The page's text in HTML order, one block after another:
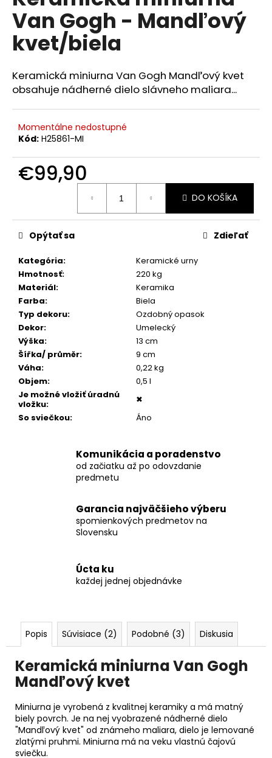
0,0
z
5
hviezdičiek.
Van Gogh - Mandľový
kvet/biela
Keramická miniurna Van Gogh Mandľový kvet
obsahuje nádherné dielo slávneho maliara...
Momentálne nedostupné
Kód: H25861-MI
€99,90
DO KOŠÍKA
Kategória:
Keramické urny
Hmotnosť:
220 kg
Materiál:
Keramika
Farba:
Biela
Typ dekoru:
Ozdobný opasok
Dekor:
Umelecký
Výška:
13 cm
Šířka/ průměr:
9 cm
Váha:
0,22 kg
Objem:
0,5 l
Je možné vložiť úradnú
vložku:
✖
So sviečkou: Áno
Opýtať sa Zdieľať
Komunikácia a poradenstvo
od začiatku až po odovzdanie
predmetu
Garancia najväčšieho výberu
spomienkových predmetov na
Slovensku
Úcta ku
každej jednej objednávke
Popis Súvisiace (2) Podobné (3) Diskusia
Keramická miniurna Van Gogh
Mandľový kvet
Miniurna je vyrobená z kvalitnej keramiky a má matný
biely povrch. Je na nej vyobrazené nádherné dielo
"Mandľový kvet" od známeho maliara, dielo je lemované
zlatými pruhmi. Miniurna má na veku vlastnú čajovú
sviečku.
á
j
s
?
p
o
ú
č
a
m
e
POZLÁTENÝ
PRSTEŇ
MODRÝ
ACHÁT
€160